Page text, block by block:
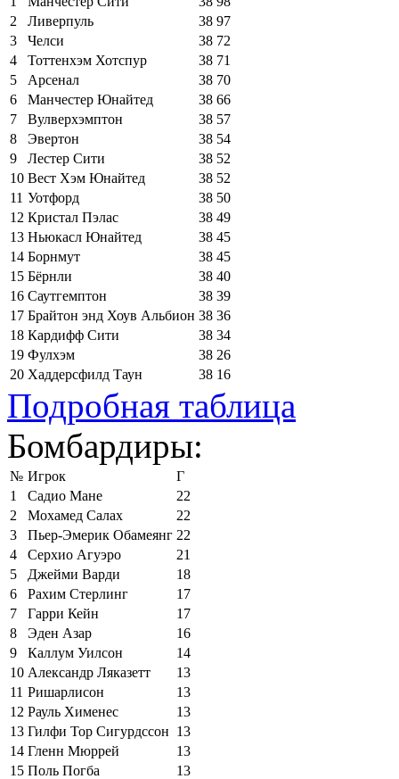
2
Ливерпуль 38 97
3
Челси 38 72
4
Тоттенхэм Хотспур 38 71
5
Арсенал 38 70
6
Манчестер Юнайтед 38 66
7
Вулверхэмптон 38 57
8
Эвертон 38 54
9
Лестер Сити 38 52
10 Вест Хэм Юнайтед 38 52
11 Уотфорд 38 50
12 Кристал Пэлас 38 49
13 Ньюкасл Юнайтед 38 45
14 Борнмут 38 45
15 Бёрнли 38 40
16 Саутгемптон 38 39
17 Брайтон энд Хоув Альбион 38 36
18 Кардифф Сити 38 34
19 Фулхэм 38 26
20 Хаддерсфилд Таун 38 16
Подробная таблица
Бомбардиры:
№ Игрок
Г
1
Садио Мане
22
2
Мохамед Салах
22
3
Пьер-Эмерик Обамеянг 22
4
Серхио Агуэро
21
5
Джейми Варди
18
6
Рахим Стерлинг
17
7
Гарри Кейн
17
8
Эден Азар
16
9
Каллум Уилсон
14
10 Александр Ляказетт
13
11 Ришарлисон
13
12 Рауль Хименес
13
13 Гилфи Тор Сигурдссон 13
14 Гленн Мюррей
13
15 Поль Погба 13